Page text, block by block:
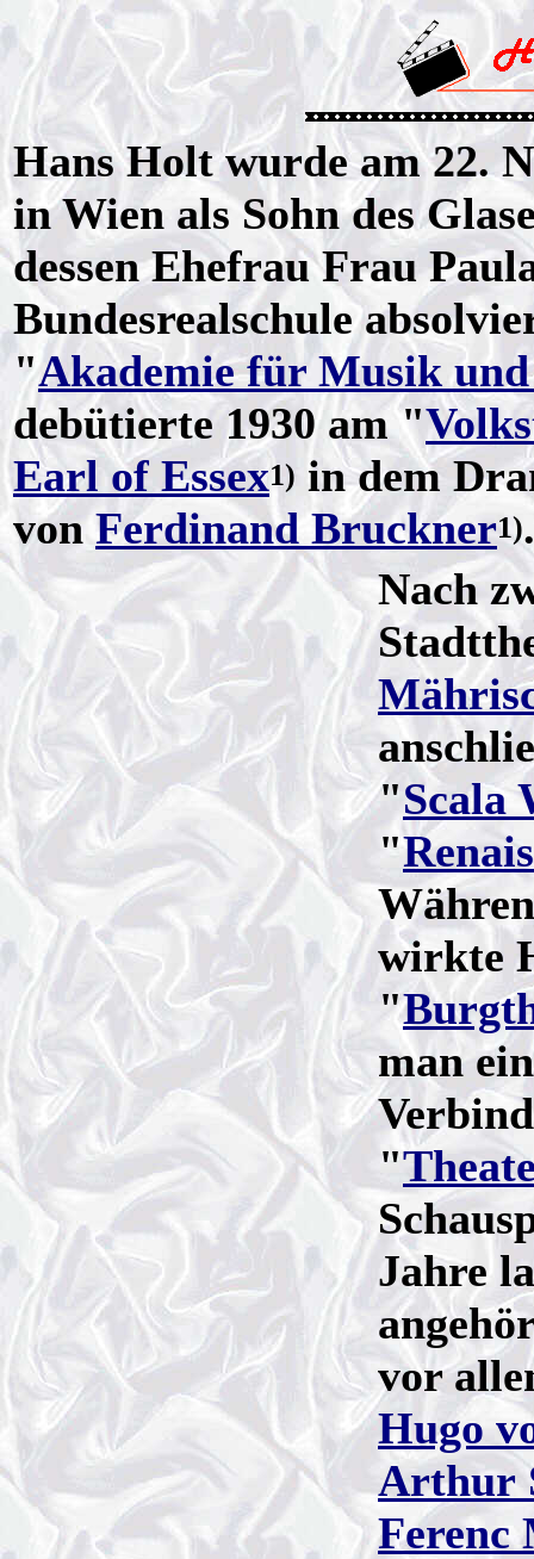
Hans Holt wurde am 22.
in Wien als Sohn des
dessen Ehefrau Frau
Bundesrealschule
"Akademie für Musik
debütierte 1930 am "
Earl of Essex1) in dem
von Ferdinand Bruckner1).
Nach
"Scala
"
wirkte
"
man
"
Jahre
vor
Hugo
Arthur
Ferenc